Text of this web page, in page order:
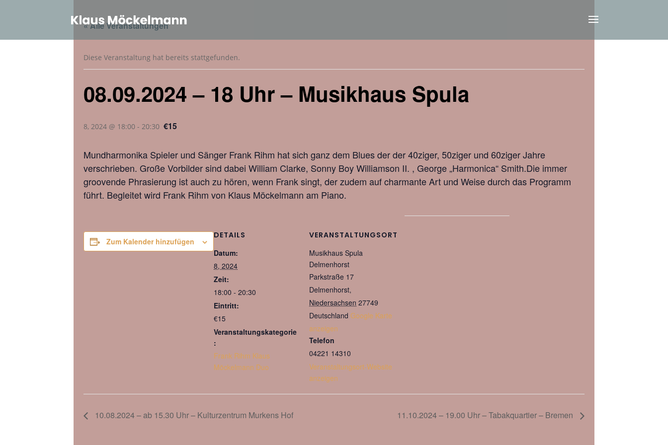
« Alle Veranstaltungen
Diese Veranstaltung hat bereits stattgefunden.
08.09.2024 – 18 Uhr – Musikhaus Spula
8, 2024 @ 18:00 - 20:30 €15
Mundharmonika Spieler und Sänger Frank Rihm hat sich ganz dem Blues der der 40ziger, 50ziger und 60ziger Jahre
verschrieben. Große Vorbilder sind dabei William Clarke, Sonny Boy Williamson II. , George „Harmonica“ Smith.Die immer
groovende Phrasierung ist auch zu hören, wenn Frank singt, der zudem auf charmante Art und Weise durch das Programm
führt. Begleitet wird Frank Rihm von Klaus Möckelmann am Piano.
Zum Kalender hinzufügen
DETAILS
Datum:
8, 2024
Zeit:
18:00 - 20:30
Eintritt:
€15
Veranstaltungskategorie
:
Frank Rihm Klaus
Möckelmann Duo
VERANSTALTUNGSORT
Musikhaus Spula
Delmenhorst
Parkstraße 17
Delmenhorst,
Niedersachsen 27749
Deutschland Google Karte
anzeigen
Telefon
04221 14310
Veranstaltungsort-Website
anzeigen
10.08.2024 – ab 15.30 Uhr – Kulturzentrum Murkens Hof 11.10.2024 – 19.00 Uhr – Tabakquartier – Bremen